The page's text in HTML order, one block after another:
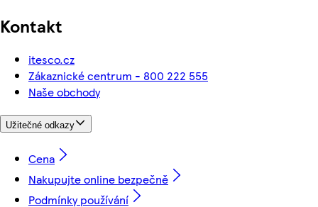
Kontakt
itesco.cz
Zákaznické centrum - 800 222 555
Naše obchody
Užitečné odkazy
Cena
Nakupujte online bezpečně
Podmínky používání